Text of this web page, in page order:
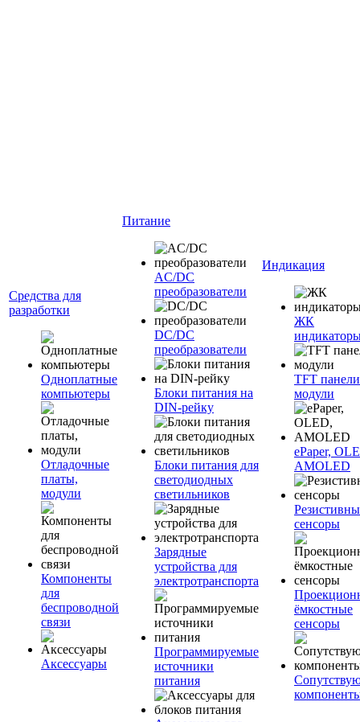
Средства для
разработки
Одноплатные
компьютеры
Отладочные
платы,
модули
Компоненты
для
беспроводной
связи
Аксессуары
Питание
AC/DC
преобразователи
DC/DC
преобразователи
Блоки питания на
DIN-рейку
Блоки питания для
светодиодных
светильников
Зарядные
устройства для
электротранспорта
Программируемые
источники
питания
Индикация
ЖК
TFT
модули
ePaper,
AMOLED
сенсоры
ёмкостные
сенсоры